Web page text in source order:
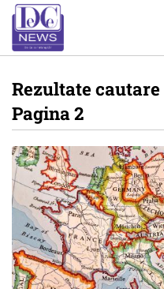
Rezultate cautare
Pagina 2